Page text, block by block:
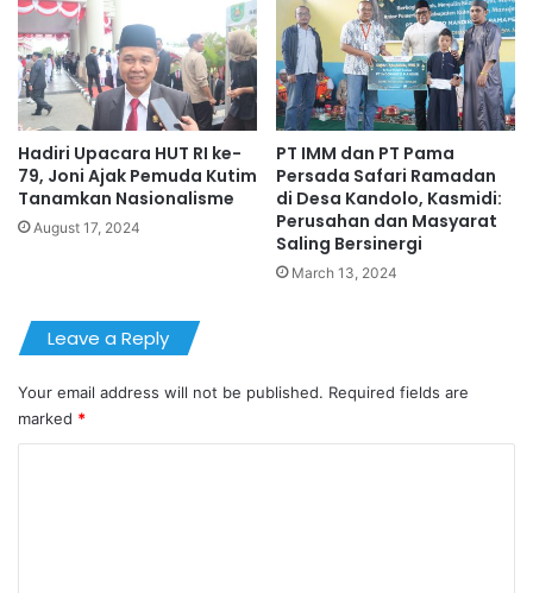
Hadiri Upacara HUT RI ke-
79, Joni Ajak Pemuda Kutim
Tanamkan Nasionalisme
August 17, 2024
PT IMM dan PT Pama
Persada Safari Ramadan
di Desa Kandolo, Kasmidi:
Perusahan dan Masyarat
Saling Bersinergi
March 13, 2024
Leave a Reply
Your email address will not be published. Required fields are
marked *